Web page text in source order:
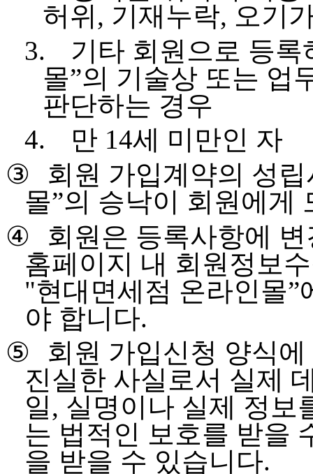
허위, 기재누락, 오기
3.
기타 회원으로 등록
몰”의 기술상 또는 업
판단하는 경우
4.
만 14세 미만인 자
③
회원 가입계약의 성
몰”의 승낙이 회원에게
④
회원은 등록사항에
홈페이지 내 회원정보
"현대면세점 온라인몰”
야 합니다.
⑤
회원 가입신청 양식
진실한 사실로서 실제
일, 실명이나 실제 정보
는 법적인 보호를 받을
을 받을 수 있습니다.